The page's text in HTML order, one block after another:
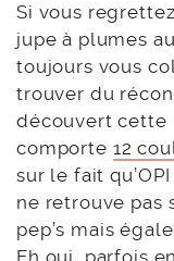
Si vous
jupe à plumes
toujours vous
trouver du
découvert cette
comporte 12
sur le fait
ne retrouve pas
pep’s mais